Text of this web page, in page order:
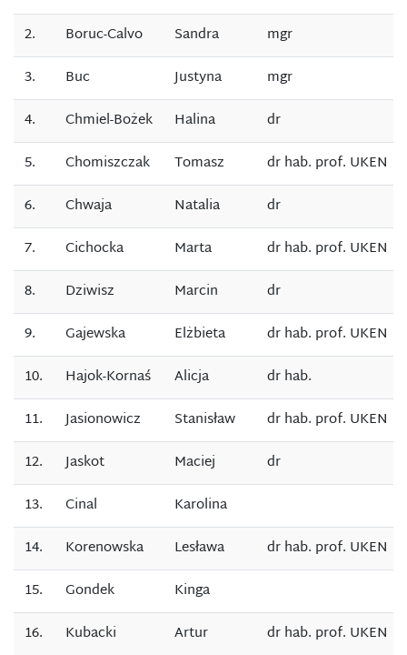
2.
Boruc-Calvo Sandra
mgr
3.
Buc Justyna
mgr
4.
Chmiel-Bożek Halina
dr
5.
Chomiszczak Tomasz
dr hab. prof. UKEN
6.
Chwaja Natalia
dr
7.
Cichocka Marta
dr hab. prof. UKEN
8.
Dziwisz Marcin
dr
9.
Gajewska Elżbieta
dr hab. prof. UKEN
10.
Hajok-Kornaś Alicja
dr hab.
11.
Jasionowicz Stanisław
dr hab. prof. UKEN
12.
Jaskot Maciej
dr
13.
Cinal
Karolina
14.
Korenowska Lesława
dr hab. prof. UKEN
15.
Gondek
Kinga
16.
Kubacki Artur
dr hab. prof. UKEN